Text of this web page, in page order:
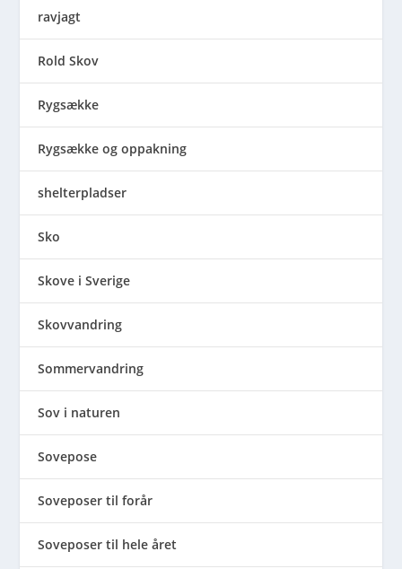
ravjagt
Rold Skov
Rygsække
Rygsække og oppakning
shelterpladser
Sko
Skove i Sverige
Skovvandring
Sommervandring
Sov i naturen
Sovepose
Soveposer til forår
Soveposer til hele året